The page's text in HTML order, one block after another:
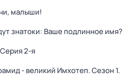
малыши!
знатоки: Ваше подлинное имя?
2-я
- великий Имхотеп. Сезон 1.